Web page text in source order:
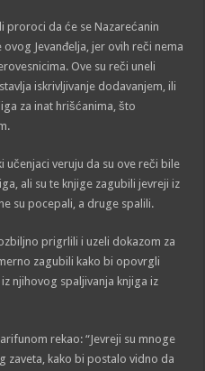
proroci da će se Nazarećanin
Jevanđelja, jer ovih reči nema
Ove su reči uneli
iskrivljivanje dodavanjem, ili
za inat hrišćanima, što
veruju da su ove reči bile
ali su te knjige zagubili jevreji iz
su pocepali, a druge spalili.
prigrlili i uzeli dokazom za
zagubili kako bi opovrgli
njihovog spaljivanja knjiga iz
rekao: “Jevreji su mnoge
zaveta, kako bi postalo vidno da